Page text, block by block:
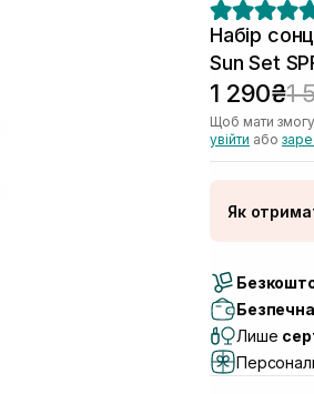
Набір
Sun Set
1 290₴1
Щоб мати
увійти або
Як
Безпечна
Лише